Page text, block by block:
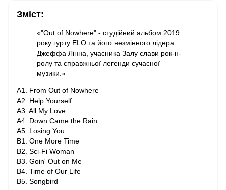
Зміст:
«"Out of Nowhere" - студійний альбом 2019
року гурту ELO та його незмінного лідера
Джеффа Лінна, учасника Залу слави рок-н-
ролу та справжньої легенди сучасної
музики.»
A1. From Out of Nowhere
A2. Help Yourself
A3. All My Love
A4. Down Came the Rain
A5. Losing You
B1. One More Time
B2. Sci-Fi Woman
B3. Goin' Out on Me
B4. Time of Our Life
B5. Songbird